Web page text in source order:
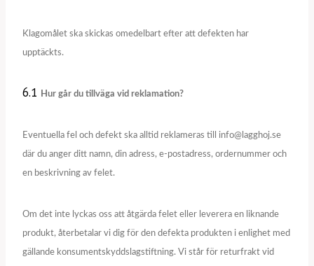
Klagomålet ska skickas omedelbart efter att defekten har
upptäckts.
6.1 Hur går du tillväga vid reklamation?
Eventuella fel och defekt ska alltid reklameras till info@lagghoj.se
där du anger ditt namn, din adress, e-postadress, ordernummer och
en beskrivning av felet.
Om det inte lyckas oss att åtgärda felet eller leverera en liknande
produkt, återbetalar vi dig för den defekta produkten i enlighet med
gällande konsumentskyddslagstiftning. Vi står för returfrakt vid